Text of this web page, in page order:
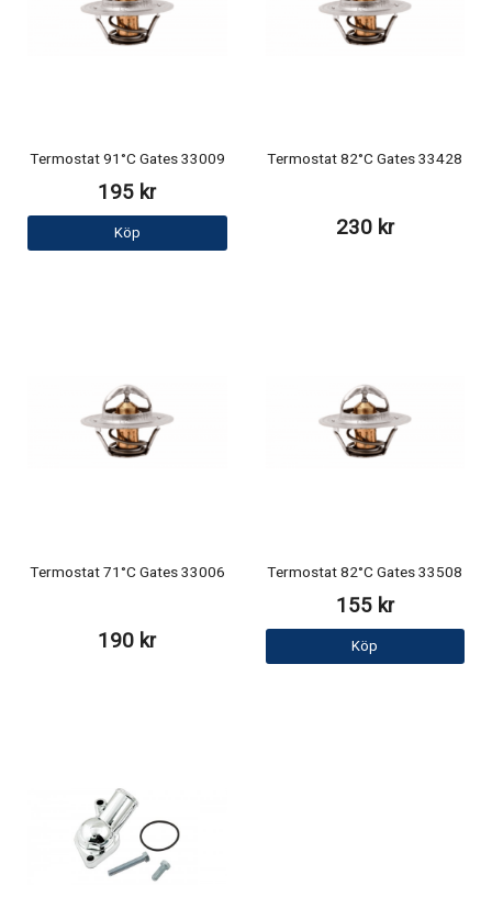
Termostat 91°C Gates 33009
195 kr
Köp
Termostat 82°C Gates 33428
230 kr
Termostat 71°C Gates 33006
190 kr
Termostat 82°C Gates 33508
155 kr
Köp